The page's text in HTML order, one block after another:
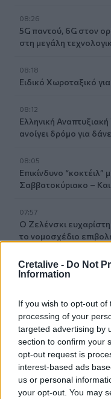
Cretalive - Do Not
Information
If you wish to opt-out
processing of your
targeted advertising by
section to confirm your
opt-out request is
interest-based ads
us or personal
your opt-out. You may
08:26
5G παντού, 6G στον
στη μεγάλη
08:18
Ειδικό Χωροταξικό
08:12
Ελληνική
ανοίγει δρόμο για
08:05
Επικίνδυνο “κοκτέιλ”
Σαββατοκύριακο –
07:57
Ο Ζελένσκι
το νομοσχέδιο
07:51
Θεσσαλονίκη:
07:43
Φωτιά στο Πόρτο
εγκαύματα στα πόδια